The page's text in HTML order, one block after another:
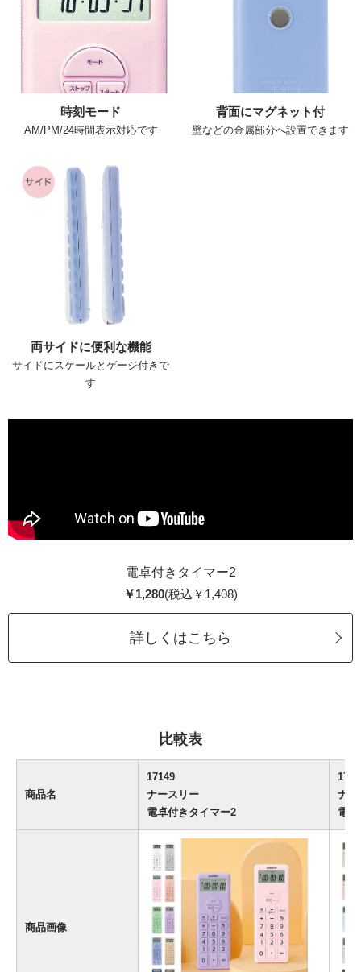
時刻モード
AM/PM/24時間表示対応です
背面にマグネット付
壁などの金属部分へ設置できます
両サイドに便利な機能
サイドにスケールとゲージ付きで
す
電卓付きタイマー2
￥1,280(税込￥1,408)
詳しくはこちら
比較表
商品名
17149
ナースリー
電卓付きタイマー2
ナー
電
商品画像